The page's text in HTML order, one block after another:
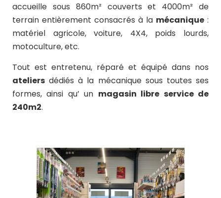
accueille sous 860m² couverts et 4000m² de
terrain entièrement consacrés à la mécanique :
matériel agricole, voiture, 4X4, poids lourds,
motoculture, etc.
Tout est entretenu, réparé et équipé dans nos
ateliers dédiés à la mécanique sous toutes ses
formes, ainsi qu’ un magasin libre service de
240m2.